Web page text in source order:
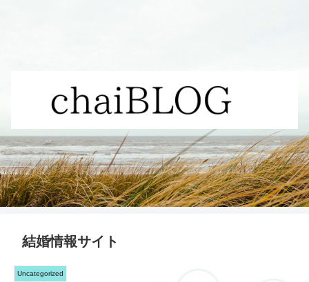
結婚情報サイト
Uncategorized